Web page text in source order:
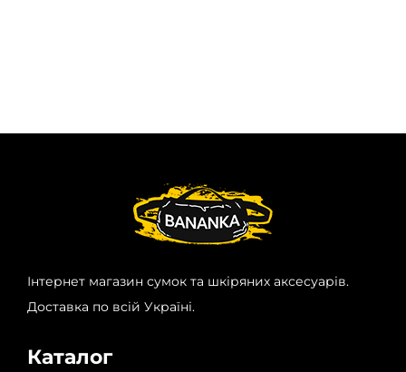
Інтернет магазин сумок та шкіряних аксесуарів.
Доставка по всій Україні.
Каталог